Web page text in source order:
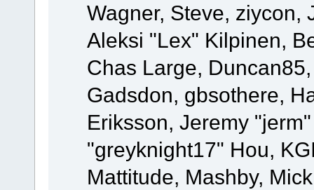
Wagner, Steve, ziycon,
Aleksi "Lex" Kilpinen,
Chas Large,
Gadsdon, gbsothere,
Eriksson, Jeremy
"greyknight17" Hou,
Mattitude, Mashby,